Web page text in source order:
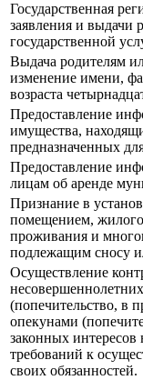
Государственная
заявления и выдачи
государственной
Выдача родителям
изменение имени,
возраста
Предоставление
имущества,
предназначенных
Предоставление
лицам об аренде
Признание в
помещением,
проживания и
подлежащим сносу
Осуществление
(попечительство, в
опекунами
законных
требований к
своих обязанностей.